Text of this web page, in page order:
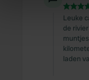
information about your
other information that
Leuke
de
laden